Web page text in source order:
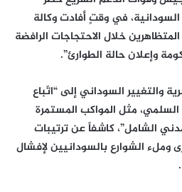
في وقتٍ أفادت وكالة
خلال الاحتجاجات الرافضة
وإعلان حالة الطوارئ”.
والتغيير السوداني إلى “اتّباع
مثل المواكب المستمرة
الشامل”، كاشفاً عن ترتيبات
وملء الشوارع بالسودانيين لإفشال